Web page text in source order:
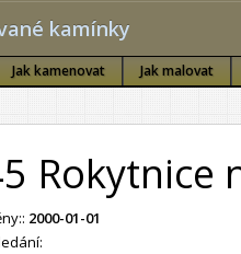
kamínky
Jak kamenovat Jak malovat
Rokytnice
2000-01-01